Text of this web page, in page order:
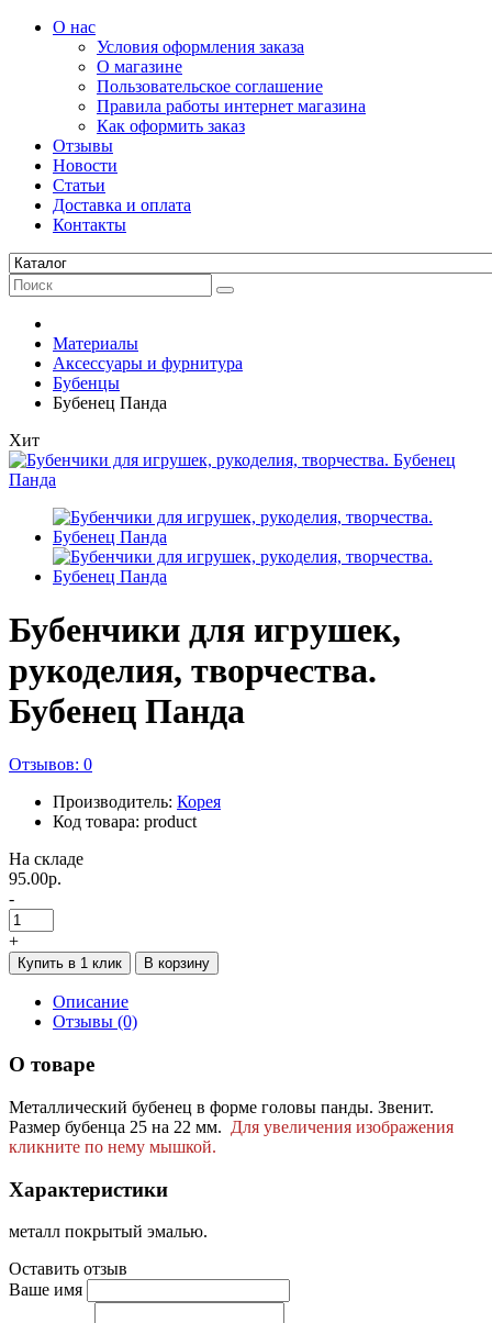
О нас
Условия оформления заказа
О магазине
Пользовательское соглашение
Правила работы интернет магазина
Как оформить заказ
Отзывы
Новости
Статьи
Доставка и оплата
Контакты
Материалы
Аксессуары и фурнитура
Бубенцы
Бубенец Панда
Хит
Бубенчики для игрушек,
рукоделия, творчества.
Бубенец Панда
Отзывов: 0
Производитель: Корея
Код товара: product
На складе
95.00р.
-
+
Купить в 1 клик В корзину
Описание
Отзывы (0)
О товаре
Металлический бубенец в форме головы панды. Звенит.
Размер бубенца 25 на 22 мм. Для увеличения изображения
кликните по нему мышкой.
Характеристики
металл покрытый эмалью.
Оставить отзыв
Ваше имя